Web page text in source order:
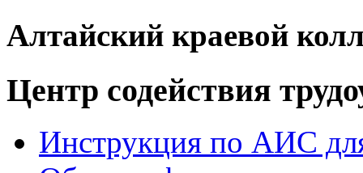
Алтайский краевой
Центр содействия
Инструкция по АИС